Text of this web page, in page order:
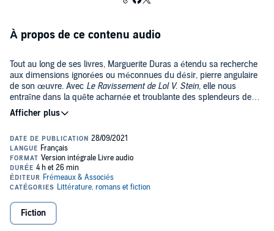
À propos de ce contenu audio
Tout au long de ses livres, Marguerite Duras a étendu sa recherche
aux dimensions ignorées ou méconnues du désir, pierre angulaire
de son œuvre. Avec Le Ravissement de Lol V. Stein, elle nous
entraîne dans la quête acharnée et troublante des splendeurs de
l'amour fou entrevues par son héroïne. Suivant le sillage d'une
parole sobre et mystérieuse, l'auditeur se laisse emporter jusqu'à
intensité. Envoûtant récit auquel Fanny Ardant prête sa voix
exceptionnelle.
phrases et fait surgir des échos qui se prolongent en chacun, bien
après l'avoir entendue. La poésie, il est vrai, irrigue cette narration -
trame serrée du silence et du cri, de la suggestion, des secrets mal
enfouis - à laquelle les mots imposent leur cadence musicale. Ne
serait-ce pas aussi que l'auditeur y retrouve, en miroir ou en reflets
fugitifs, le visage dont il sait tout, son visage même?
Christiane Blot-Labarrère (Auteur deMarguerite Duras
Lorsque vous achetez ce titre, le fichier PDF qui l'accompagne sera
Fiction